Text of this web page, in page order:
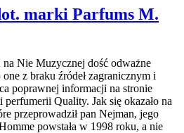
marki Parfums M.
na Nie Muzycznej dość odważne
z braku źródeł zagranicznym i
poprawnej informacji na stronie
Quality. Jak się okazało na
przeprowadził pan Nejman, jego
powstała w 1998 roku, a nie